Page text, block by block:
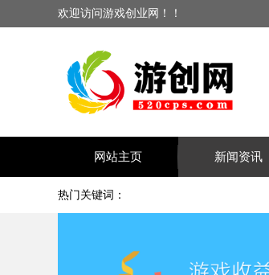
欢迎访问游戏创业网！！
网站主页 新闻资讯
热门关键词：